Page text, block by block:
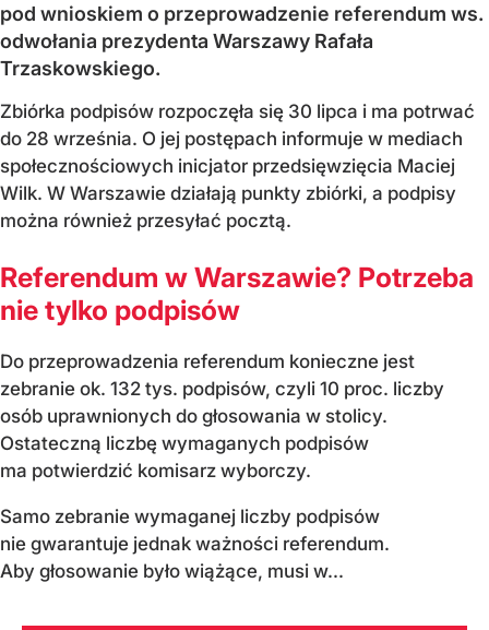
pod wnioskiem o przeprowadzenie referendum ws.
odwołania prezydenta Warszawy Rafała
Trzaskowskiego.
Zbiórka podpisów rozpoczęła się 30 lipca i ma potrwać
do 28 września. O jej postępach informuje w mediach
społecznościowych inicjator przedsięwzięcia Maciej
Wilk. W Warszawie działają punkty zbiórki, a podpisy
można również przesyłać pocztą.
Referendum w Warszawie? Potrzeba
nie tylko podpisów
Do przeprowadzenia referendum konieczne jest
zebranie ok. 132 tys. podpisów, czyli 10 proc. liczby
osób uprawnionych do głosowania w stolicy.
Ostateczną liczbę wymaganych podpisów
ma potwierdzić komisarz wyborczy.
Samo zebranie wymaganej liczby podpisów
nie gwarantuje jednak ważności referendum.
Aby głosowanie było wiążące, musi w...